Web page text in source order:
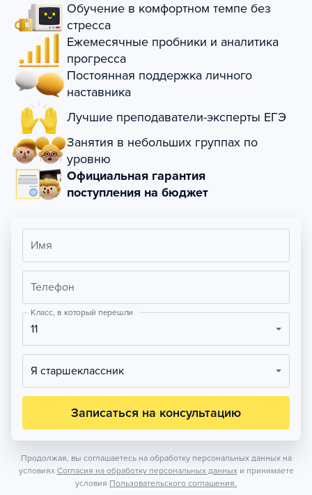
Обучение в комфортном темпе без
стресса
Ежемесячные пробники и аналитика
прогресса
Постоянная поддержка личного
наставника
Лучшие преподаватели-эксперты ЕГЭ
Занятия в небольших группах по
уровню
Официальная гарантия
поступления на бюджет
Имя
Телефон
Класс, в который перешли
11
Я старшеклассник
Записаться на консультацию
Продолжая, вы соглашаетесь на обработку персональных данных на
условиях Согласия на обработку персональных данных и принимаете
условия Пользовательского соглашения.